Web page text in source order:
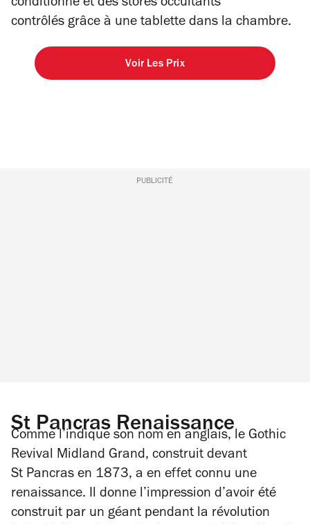
conditionné et des stores occultants
contrôlés grâce à une tablette dans la chambre.
Voir Les Prix
PUBLICITÉ
St Pancras Renaissance
Comme l’indique son nom en anglais, le Gothic
Revival Midland Grand, construit devant
St Pancras en 1873, a en effet connu une
renaissance. Il donne l’impression d’avoir été
construit par un géant pendant la révolution